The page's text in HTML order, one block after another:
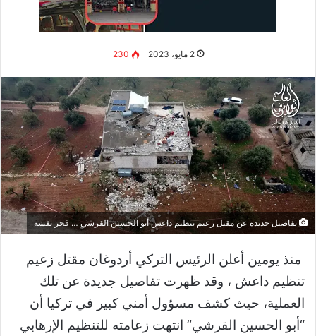
2 مايو، 2023 230
تفاصيل جديدة عن مقتل زعيم تنظيم داعش أبو الحسين القرشي … فجر نفسه
منذ يومين أعلن الرئيس التركي أردوغان مقتل زعيم
تنظيم داعش ، وقد ظهرت تفاصيل جديدة عن تلك
العملية، حيث كشف مسؤول أمني كبير في تركيا أن
“أبو الحسين القرشي” انتهت زعامته للتنظيم الإرهابي